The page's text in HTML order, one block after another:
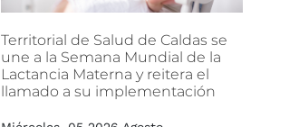
Territorial de Salud de Caldas se
une a la Semana Mundial de la
Lactancia Materna y reitera el
llamado a su implementación